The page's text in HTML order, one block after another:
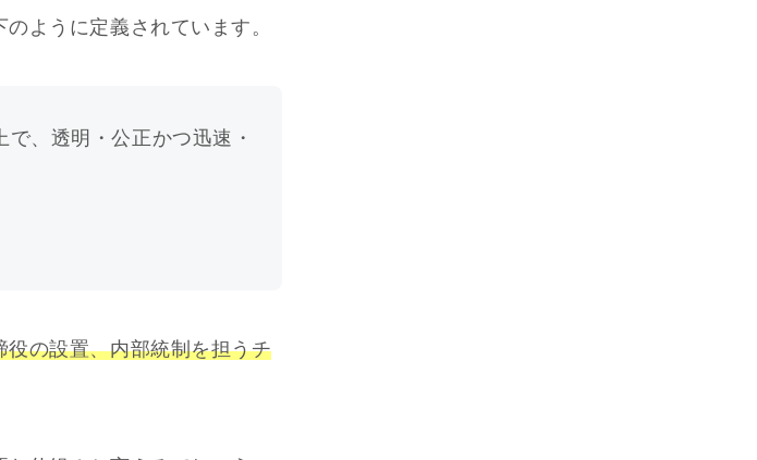
ように定義されています。
、透明・公正かつ迅速・
の設置、内部統制を担うチ